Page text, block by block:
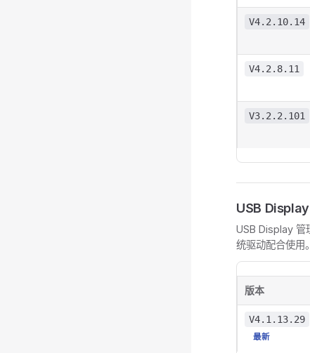
V4.2.10.14
V4.2.8.11
V3.2.2.101
USB
USB Display 管
统驱动配合使用。
版本
V4.1.13.29
最新